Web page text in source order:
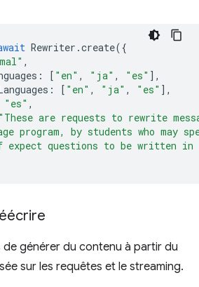
Rewriter .create({
,
: [ "en" , "ja" , "es" ],
: [ "en" , "ja" , "es" ],
"es" ,
"These are requests to rewrite
program, by students who may
expect questions to be written in
de générer du contenu à partir du
sur les requêtes et le streaming.